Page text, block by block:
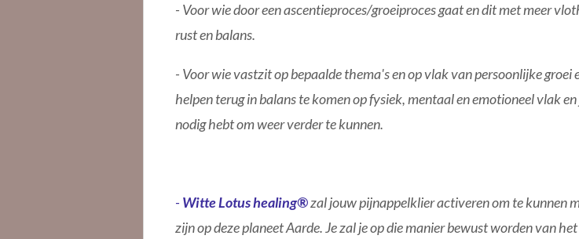
- Voor wie door een ascentieproces/groeiproces gaat en dit met meer
rust en balans.
- Voor wie vastzit op bepaalde thema's en op vlak van persoonlijke groei
helpen terug in balans te komen op fysiek, mentaal en emotioneel vlak
nodig hebt om weer verder te kunnen.
- Witte Lotus healing®zal jouw pijnappelklier activeren om te kunnen
zijn op deze planeet Aarde. Je zal je op die manier bewust worden van